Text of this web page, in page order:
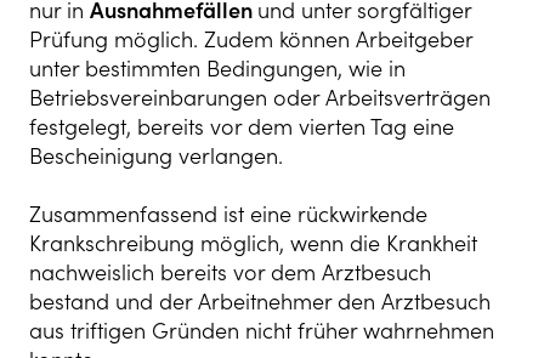
nur in Ausnahmefällen und unter sorgfältiger
Prüfung möglich. Zudem können Arbeitgeber
unter bestimmten Bedingungen, wie in
Betriebsvereinbarungen oder Arbeitsverträgen
festgelegt, bereits vor dem vierten Tag eine
Bescheinigung verlangen.
Zusammenfassend ist eine rückwirkende
Krankschreibung möglich, wenn die Krankheit
nachweislich bereits vor dem Arztbesuch
bestand und der Arbeitnehmer den Arztbesuch
aus triftigen Gründen nicht früher wahrnehmen